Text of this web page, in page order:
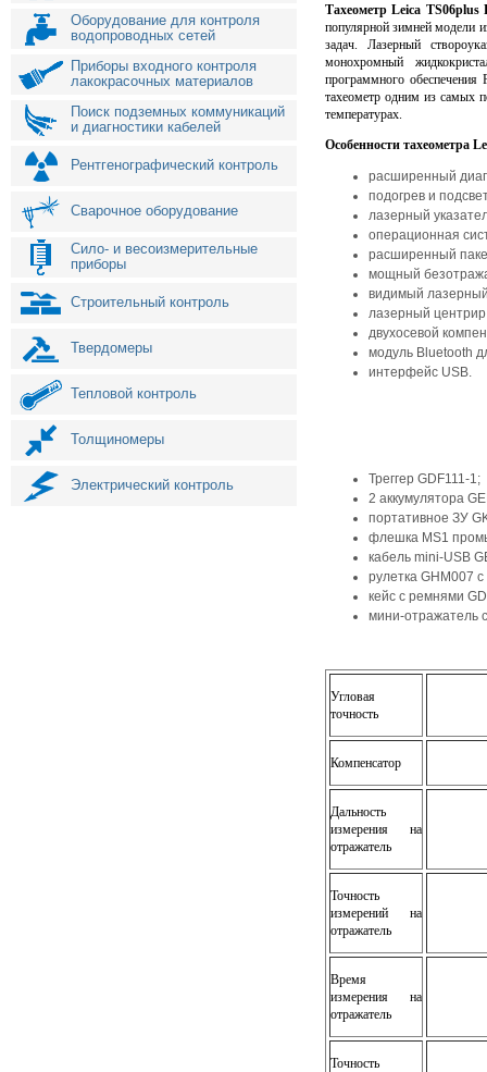
Оборудование для контроля
водопроводных сетей
Приборы входного контроля
лакокрасочных материалов
Поиск подземных коммуникаций
и диагностики кабелей
Рентгенографический контроль
Сварочное оборудование
Сило- и весоизмерительные
приборы
Строительный контроль
Твердомеры
Тепловой контроль
Толщиномеры
Электрический контроль
Тахеометр Leica
популярной зимней модели
задач. Лазерный
монохромный
программного
тахеометр одним из самых
температурах.
Особенности тахеометра
расширенный
подогрев и
лазерный
операционная
расширенный
мощный
видимый лазерный
лазерный
двухосевой
модуль Bluetooth
интерфейс USB.
Треггер GDF111-1;
2 аккумулятора
портативное ЗУ
флешка MS1
кабель mini-USB
рулетка GHM007
кейс с ремнями
мини-отражатель
Угловая
точность
Компенсатор
Дальность
измерения на
отражатель
Точность
измерений на
отражатель
Время
измерения на
отражатель
Точность